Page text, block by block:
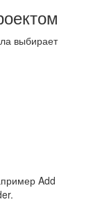
выбирает
Add